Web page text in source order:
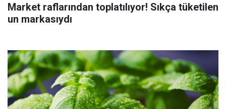
Market raflarından toplatılıyor! Sıkça tüketilen
un markasıydı